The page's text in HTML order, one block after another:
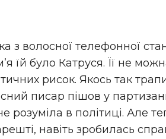
з волосної телефонної
їй було Катруся. Її не
рисок. Якось так
писар пішов у
розуміла в політиці. Але
навіть зробилась